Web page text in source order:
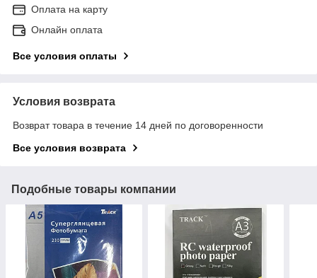
Оплата на карту
Онлайн оплата
Все условия оплаты
Условия возврата
Возврат товара в течение 14 дней по договоренности
Все условия возврата
Подобные товары компании